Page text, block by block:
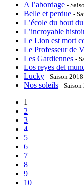
A l’abordage -
Belle et perdue -
L’école du bout
L’incroyable
Le Lion est mort
Le Professeur de
Les Gardiennes -
Los reyes del
Lucky - Saison
Nos soleils - Saison
1
2
3
4
5
6
7
8
9
10